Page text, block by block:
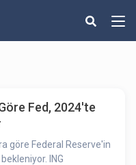
Fed, 2024'te
göre Federal Reserve'in
ING